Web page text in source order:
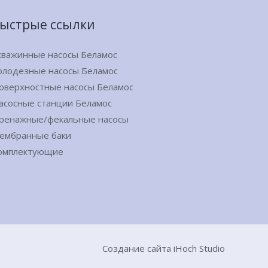
ссылки
насосы Беламос
насосы Беламос
насосы Беламос
станции Беламос
фекальные насосы
баки
Создание сайта iHoch Studio